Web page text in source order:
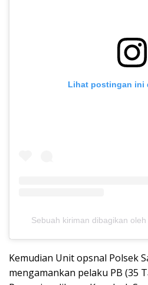
Lihat postingan ini
Sebuah kiriman dibagikan
Kemudian Unit opsnal Polsek
mengamankan pelaku PB (35